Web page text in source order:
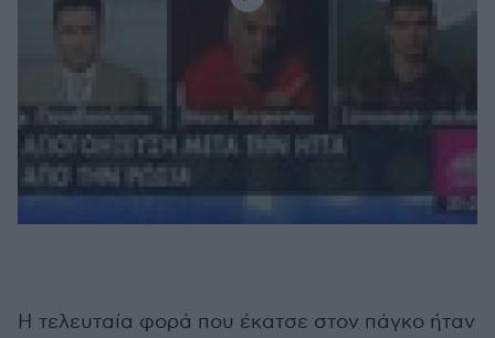
Η τελευταία φορά που έκατσε στον πάγκο ήταν